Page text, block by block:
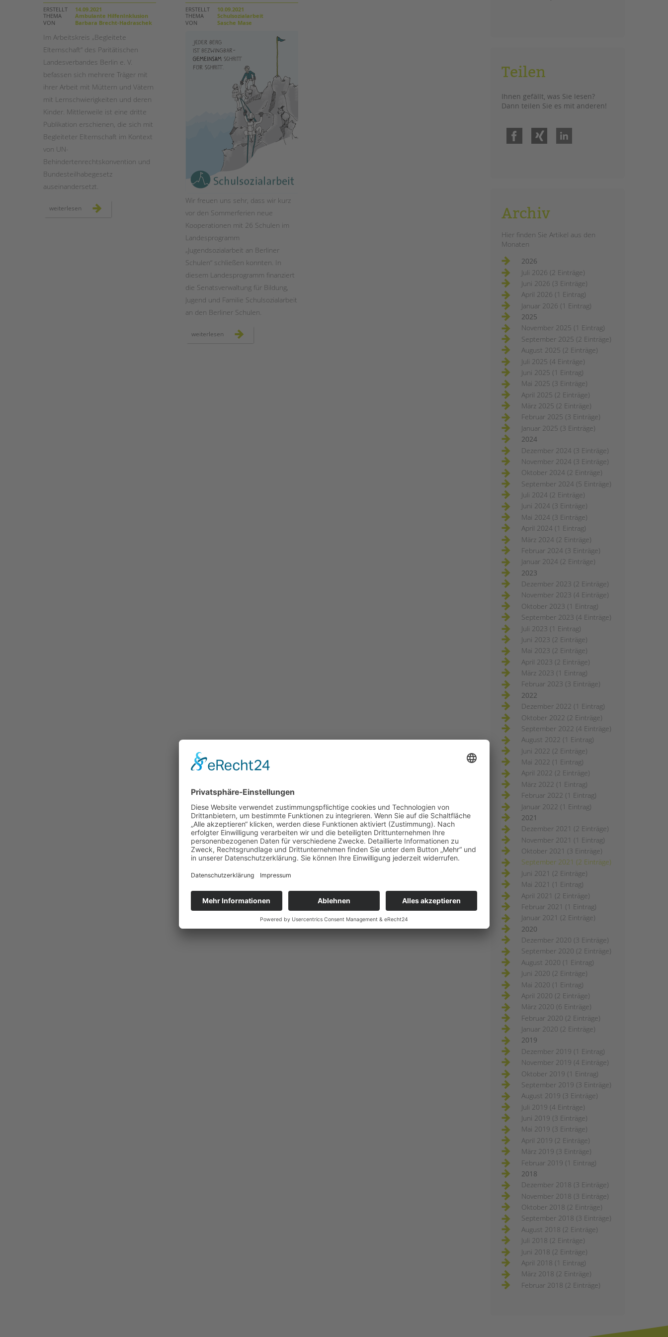
STADTTEILARBEIT
ERSTELLT
14.09.2021
THEMA
Ambulante HilfenInklusion
VON
Barbara Brecht-Hadraschek
Im Arbeitskreis „Begleitete
Elternschaft“ des Paritätischen
Landesverbandes Berlin e. V.
befassen sich mehrere Träger mit
ihrer Arbeit mit Müttern und Vätern
mit Lernschwierigkeiten und deren
Kinder. Mittlerweile ist eine dritte
Publikation erschienen, die sich mit
Begleiteter Elternschaft im Kontext
von UN-
Behindertenrechtskonvention und
Bundesteilhabegesetz
auseinandersetzt.
weiterlesen neue
handreichung
ERSTELLT
10.09.2021
THEMA
Schulsozialarbeit
VON
Sasche Mase
Wir freuen uns sehr, dass wir kurz
vor den Sommerferien neue
Kooperationen mit 26 Schulen im
Landesprogramm
„Jugendsozialarbeit an Berliner
Schulen“ schließen konnten. In
diesem Landesprogramm finanziert
die Senatsverwaltung für Bildung,
Jugend und Familie Schulsozialarbeit
an den Berliner Schulen.
weiterlesen ausbau
landesprogramm
Teilen
Ihnen gefällt, was Sie lesen?
Dann teilen Sie es mit anderen!
Facebook
Archiv
Hier finden Sie Artikel aus den
Monaten
2026
Juli 2026 (2 Einträge)
Juni 2026 (3 Einträge)
April 2026 (1 Eintrag)
Januar 2026 (1 Eintrag)
2025
November 2025 (1 Eintrag)
September 2025 (2 Einträge)
August 2025 (2 Einträge)
Juli 2025 (4 Einträge)
Juni 2025 (1 Eintrag)
Mai 2025 (3 Einträge)
April 2025 (2 Einträge)
März 2025 (2 Einträge)
Februar 2025 (3 Einträge)
Januar 2025 (3 Einträge)
2024
Dezember 2024 (3 Einträge)
November 2024 (3 Einträge)
Oktober 2024 (2 Einträge)
September 2024 (5 Einträge)
Juli 2024 (2 Einträge)
Juni 2024 (3 Einträge)
Mai 2024 (3 Einträge)
April 2024 (1 Eintrag)
März 2024 (2 Einträge)
Februar 2024 (3 Einträge)
Januar 2024 (2 Einträge)
2023
Dezember 2023 (2 Einträge)
November 2023 (4 Einträge)
Oktober 2023 (1 Eintrag)
September 2023 (4 Einträge)
Juli 2023 (1 Eintrag)
Juni 2023 (2 Einträge)
Mai 2023 (2 Einträge)
April 2023 (2 Einträge)
März 2023 (1 Eintrag)
Februar 2023 (3 Einträge)
2022
Dezember 2022 (1 Eintrag)
Oktober 2022 (2 Einträge)
September 2022 (4 Einträge)
August 2022 (1 Eintrag)
Juni 2022 (2 Einträge)
Mai 2022 (1 Eintrag)
April 2022 (2 Einträge)
März 2022 (1 Eintrag)
Februar 2022 (1 Eintrag)
Januar 2022 (1 Eintrag)
2021
Dezember 2021 (2 Einträge)
November 2021 (1 Eintrag)
Oktober 2021 (3 Einträge)
September 2021 (2 Einträge)
Juni 2021 (2 Einträge)
Mai 2021 (1 Eintrag)
April 2021 (2 Einträge)
Februar 2021 (1 Eintrag)
Januar 2021 (2 Einträge)
2020
Dezember 2020 (3 Einträge)
September 2020 (2 Einträge)
August 2020 (1 Eintrag)
Juni 2020 (2 Einträge)
Mai 2020 (1 Eintrag)
April 2020 (2 Einträge)
März 2020 (6 Einträge)
Februar 2020 (2 Einträge)
Januar 2020 (2 Einträge)
2019
Dezember 2019 (1 Eintrag)
November 2019 (4 Einträge)
Oktober 2019 (1 Eintrag)
September 2019 (3 Einträge)
August 2019 (3 Einträge)
Juli 2019 (4 Einträge)
Juni 2019 (3 Einträge)
Mai 2019 (3 Einträge)
April 2019 (2 Einträge)
März 2019 (3 Einträge)
Februar 2019 (1 Eintrag)
2018
Dezember 2018 (3 Einträge)
November 2018 (3 Einträge)
Oktober 2018 (2 Einträge)
September 2018 (3 Einträge)
August 2018 (2 Einträge)
Juli 2018 (2 Einträge)
Juni 2018 (2 Einträge)
April 2018 (1 Eintrag)
März 2018 (2 Einträge)
Februar 2018 (2 Einträge)